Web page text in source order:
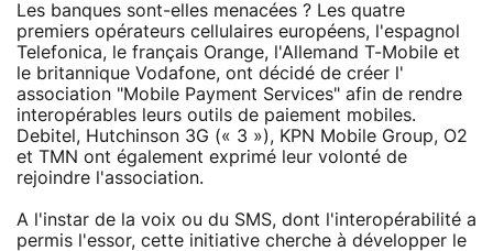
Les banques sont-elles menacées ? Les quatre
premiers opérateurs cellulaires européens, l'espagnol
Telefonica, le français Orange, l'Allemand T-Mobile et
le britannique Vodafone, ont décidé de créer l'
association "Mobile Payment Services" afin de rendre
interopérables leurs outils de paiement mobiles.
Debitel, Hutchinson 3G (« 3 »), KPN Mobile Group, O2
et TMN ont également exprimé leur volonté de
rejoindre l'association.
A l'instar de la voix ou du SMS, dont l'interopérabilité a
permis l'essor, cette initiative cherche à développer le